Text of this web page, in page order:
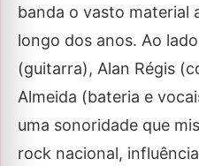
banda o vasto material
longo dos anos. Ao
(guitarra), Alan Régis
Almeida (bateria e
uma sonoridade que
rock nacional,